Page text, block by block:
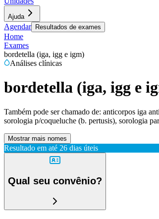
Ajuda
Agendar Resultados de exames
Home
Exames
bordetella (iga, igg e igm)
Análises clínicas
bordetella (iga, igg e
Também pode ser chamado de: anticorpos iga
sorologia p/coqueluche (b. pertusis), sorologia
Mostrar mais nomes
Resultado em até 26 dias úteis
Qual seu convênio?